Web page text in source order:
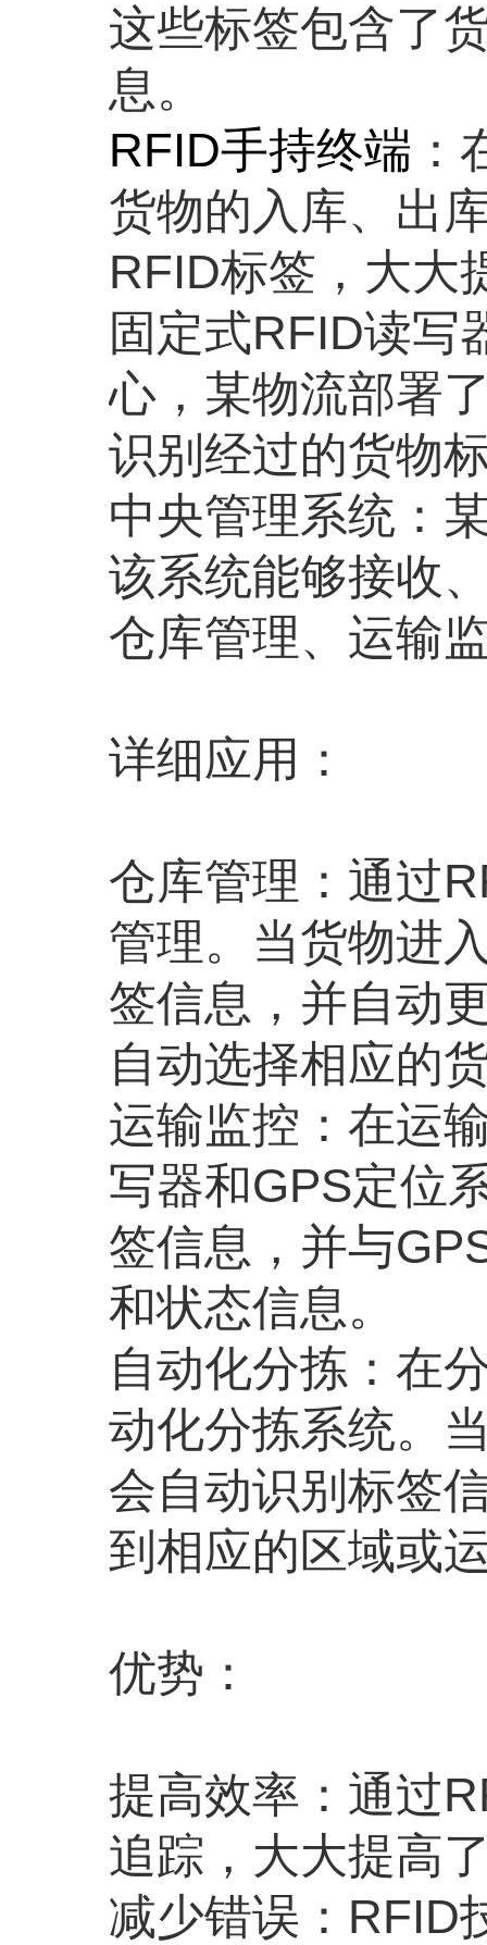
这些标签包含了
息。
RFID手持终端
货物的入库、出
RFID标签，大大
固定式RFID读写
心，某物流部署
识别经过的货物
中央管理系统：
该系统能够接收
仓库管理、运输
详细应用：
仓库管理：通过
管理。当货物进
签信息，并自动
自动选择相应的
运输监控：在运
写器和GPS定位
签信息，并与
和状态信息。
自动化分拣：在
动化分拣系统。
会自动识别标签
到相应的区域或
优势：
提高效率：通过
追踪，大大提高
减少错误：RFID